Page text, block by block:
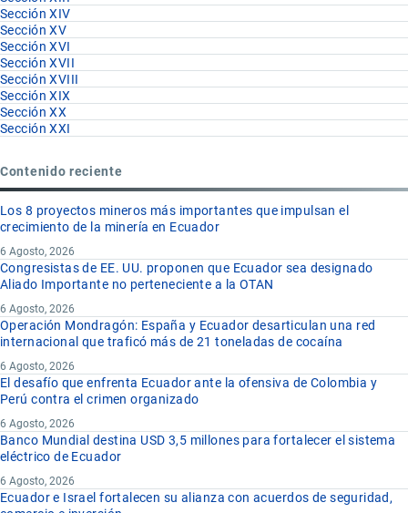
Sección XIV
Sección XV
Sección XVI
Sección XVII
Sección XVIII
Sección XIX
Sección XX
Sección XXI
Contenido reciente
Los 8 proyectos mineros más importantes que impulsan el
crecimiento de la minería en Ecuador
6 Agosto, 2026
Congresistas de EE. UU. proponen que Ecuador sea designado
Aliado Importante no perteneciente a la OTAN
6 Agosto, 2026
Operación Mondragón: España y Ecuador desarticulan una red
internacional que traficó más de 21 toneladas de cocaína
6 Agosto, 2026
El desafío que enfrenta Ecuador ante la ofensiva de Colombia y
Perú contra el crimen organizado
6 Agosto, 2026
Banco Mundial destina USD 3,5 millones para fortalecer el sistema
eléctrico de Ecuador
6 Agosto, 2026
Ecuador e Israel fortalecen su alianza con acuerdos de seguridad,